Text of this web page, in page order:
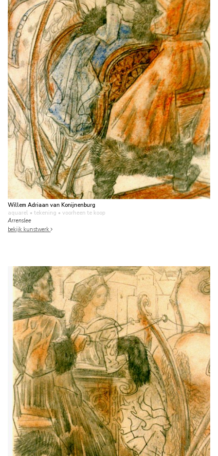
Willem Adriaan van Konijnenburg
aquarel • tekening • voorheen te koop
Arrenslee
bekijk kunstwerk